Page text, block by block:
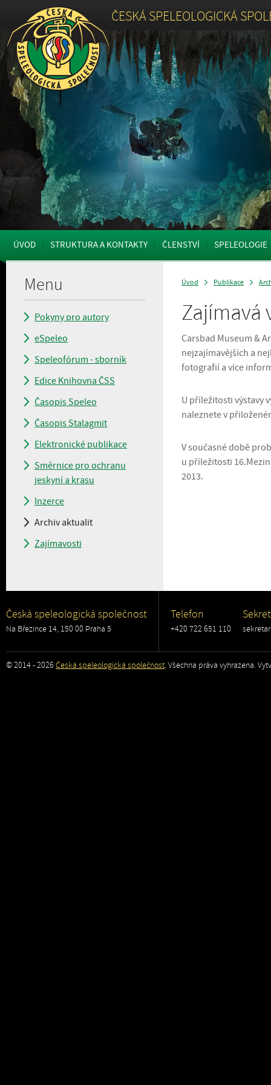
ČESKÁ SPELEOLOGICKÁ
ÚVOD STRUKTURA A KONTAKTY ČLENSTVÍ SPELEOLOGIE
Menu
Pokyny pro autory
eSpeleo
Speleofórum - sborník
Edice Knihovna ČSS
Časopis Speleo
Časopis Stalagmit
Elektronické publikace
Směrnice pro ochranu
jeskyní a krasu
Inzerce
Archiv aktualit
Zajímavosti
Úvod Publikace
Zajímavá
Carsbad Museum &
nejzajímavějších a
fotografií a více
U příležitosti výstavy
naleznete v
V současné době
u příležitosti
2013.
Česká speleologická společnost
Na Březince 14, 150 00 Praha 5
Telefon
+420 722 651 110
© 2014 - 2026 Česká speleologická společnost. Všechna práva vyhrazena.